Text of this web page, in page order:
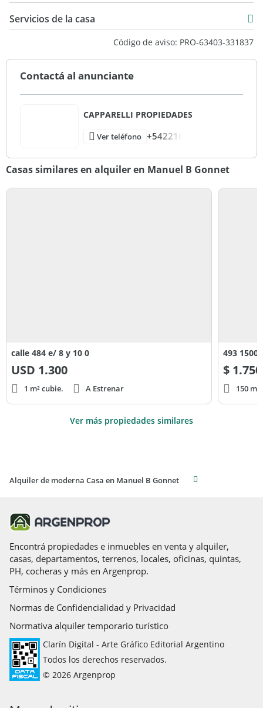
280 m2
Servicios de la casa
Código de aviso: PRO-63403-331837
Contactá al anunciante
CAPPARELLI PROPIEDADES
Ver teléfono +542216
Casas similares en alquiler en Manuel B Gonnet
calle 484 e/ 8 y 10 0
USD 1.300
1 m² cubie. A Estrenar
493 1500
$
150
Ver más propiedades similares
Alquiler de moderna Casa en Manuel B Gonnet
Encontrá propiedades e inmuebles en venta y alquiler,
casas, departamentos, terrenos, locales, oficinas, quintas,
PH, cocheras y más en Argenprop.
Términos y Condiciones
Normas de Confidencialidad y Privacidad
Normativa alquiler temporario turístico
Clarín Digital - Arte Gráfico Editorial Argentino
Todos los derechos reservados.
© 2026 Argenprop